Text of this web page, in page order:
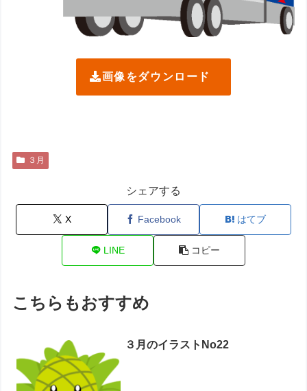
画像をダウンロード
３月
シェアする
X Facebook はてブ
LINE コピー
こちらもおすすめ
３月のイラストNo22